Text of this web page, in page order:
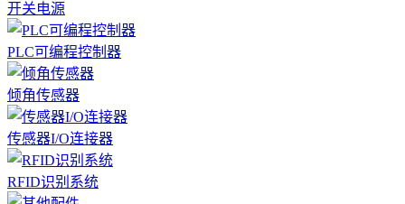
开关电源
PLC可编程控制器
倾角传感器
传感器I/O连接器
RFID识别系统